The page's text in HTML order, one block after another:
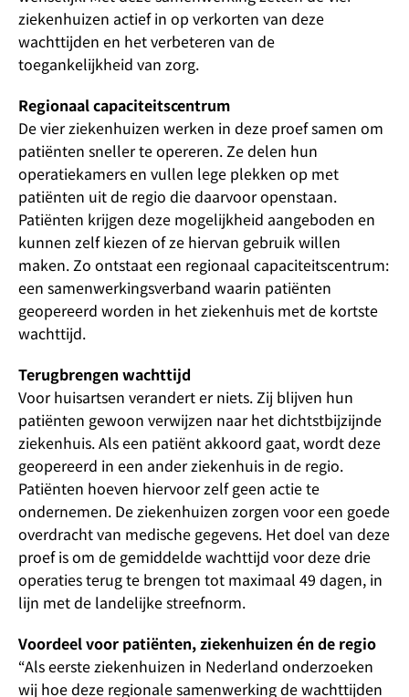
ziekenhuizen actief in op verkorten van deze
wachttijden en het verbeteren van de
toegankelijkheid van zorg.
Regionaal capaciteitscentrum
De vier ziekenhuizen werken in deze proef samen om
patiënten sneller te opereren. Ze delen hun
operatiekamers en vullen lege plekken op met
patiënten uit de regio die daarvoor openstaan.
Patiënten krijgen deze mogelijkheid aangeboden en
kunnen zelf kiezen of ze hiervan gebruik willen
maken. Zo ontstaat een regionaal capaciteitscentrum:
een samenwerkingsverband waarin patiënten
geopereerd worden in het ziekenhuis met de kortste
wachttijd.
Terugbrengen wachttijd
Voor huisartsen verandert er niets. Zij blijven hun
patiënten gewoon verwijzen naar het dichtstbijzijnde
ziekenhuis. Als een patiënt akkoord gaat, wordt deze
geopereerd in een ander ziekenhuis in de regio.
Patiënten hoeven hiervoor zelf geen actie te
ondernemen. De ziekenhuizen zorgen voor een goede
overdracht van medische gegevens. Het doel van deze
proef is om de gemiddelde wachttijd voor deze drie
operaties terug te brengen tot maximaal 49 dagen, in
lijn met de landelijke streefnorm.
Voordeel voor patiënten, ziekenhuizen én de regio
“Als eerste ziekenhuizen in Nederland onderzoeken
wij hoe deze regionale samenwerking de wachttijden